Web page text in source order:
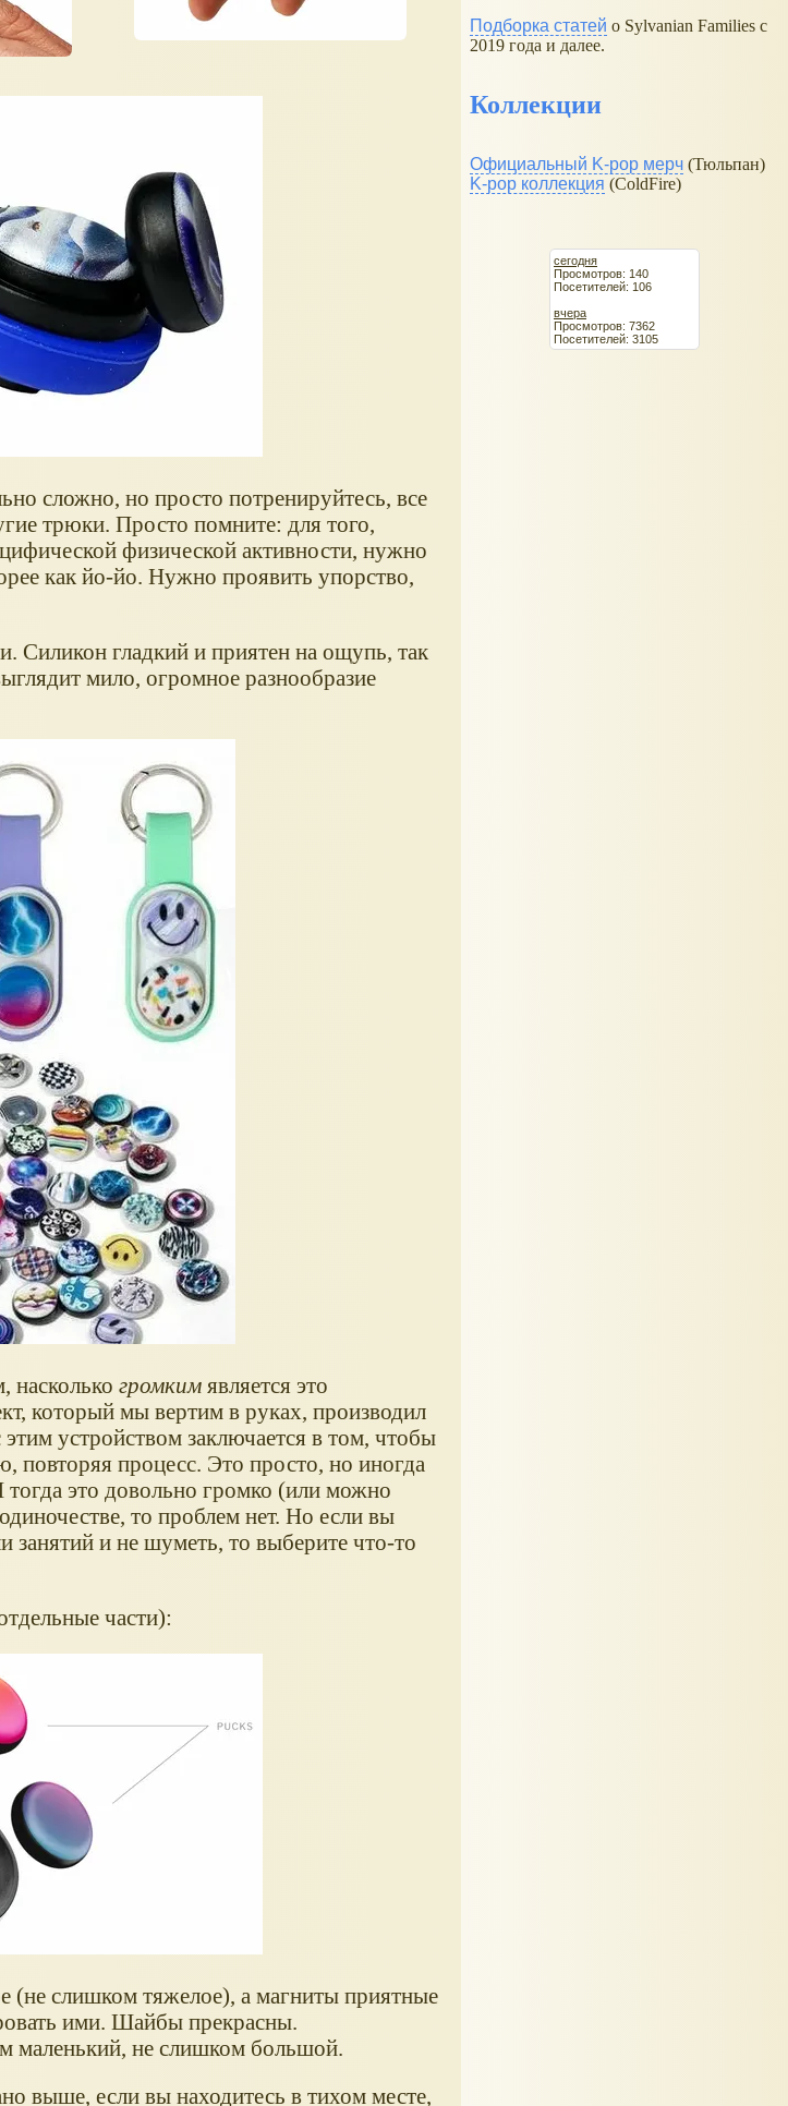
сложно, но просто потренируйтесь, все
трюки. Просто помните: для того,
физической активности, нужно
как йо-йо. Нужно проявить упорство,
Силикон гладкий и приятен на ощупь, так
мило, огромное разнообразие
насколько громким является это
который мы вертим в руках, производил
устройством заключается в том, чтобы
процесс. Это просто, но иногда
это довольно громко (или можно
то проблем нет. Но если вы
занятий и не шуметь, то выберите что-то
части):
(не слишком тяжелое), а магниты приятные
ими. Шайбы прекрасны.
маленький, не слишком большой.
выше, если вы находитесь в тихом месте,
Подборка статей о Sylvanian Families с
2019 года и далее.
Коллекции
Официальный K-pop мерч (Тюльпан)
K-pop коллекция (ColdFire)
сегодня
Просмотров: 140
Посетителей: 106
вчера
Просмотров: 7362
Посетителей: 3105